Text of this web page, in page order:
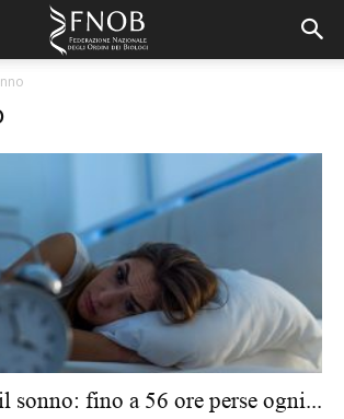
sonno: fino a 56 ore perse ogni...